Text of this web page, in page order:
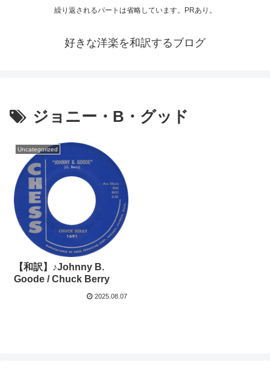
繰り返されるパートは省略しています。PRあり。
好きな洋楽を和訳するブログ
ジョニー・B・グッド
Uncategorized
【和訳】♪Johnny B.
Goode / Chuck Berry
2025.08.07